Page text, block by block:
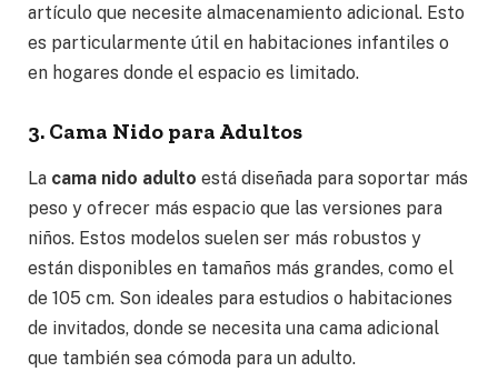
artículo que necesite almacenamiento adicional. Esto
es particularmente útil en habitaciones infantiles o
en hogares donde el espacio es limitado.
3. Cama Nido para Adultos
La cama nido adulto está diseñada para soportar más
peso y ofrecer más espacio que las versiones para
niños. Estos modelos suelen ser más robustos y
están disponibles en tamaños más grandes, como el
de 105 cm. Son ideales para estudios o habitaciones
de invitados, donde se necesita una cama adicional
que también sea cómoda para un adulto.